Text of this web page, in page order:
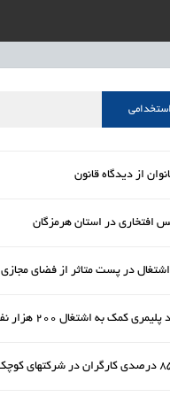
اشتغال و کارآفرینی
استخدامی
از دیدگاه قانون
افتخاری در استان هرمزگان
در پست متاثر از فضای مجازی
کمک به اشتغال 200 هزار نفر